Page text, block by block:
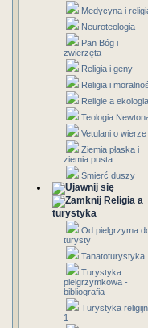
Medycyna i
Neuroteologia
Pan Bóg i
zwierzęta
Religia i geny
Religia i
Religie a ekologia
Teologia
Vetulani o wierze
Ziemia płaska i
ziemia pusta
Śmierć duszy
Religia a
turystyka
Od pielgrzyma
turysty
Tanatoturystyka
Turystyka
pielgrzymkowa -
bibliografia
Turystyka
1